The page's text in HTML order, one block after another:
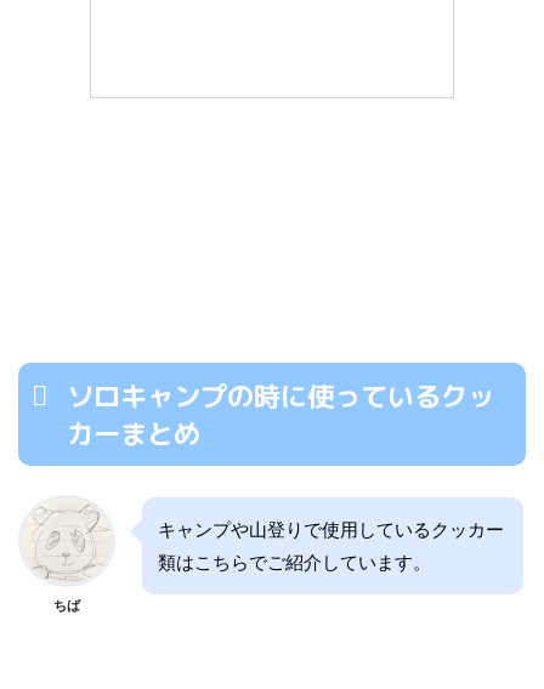
ソロキャンプの時に使っているクッ
カーまとめ
ちば
キャンプや山登りで使用しているクッカー
類はこちらでご紹介しています。